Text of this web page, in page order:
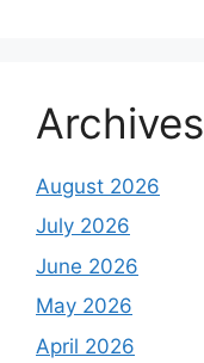
Archives
August 2026
July 2026
June 2026
May 2026
April 2026